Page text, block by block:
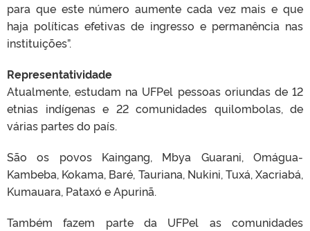
para que este número aumente cada vez mais e que
haja políticas efetivas de ingresso e permanência nas
instituições”.
Representatividade
Atualmente, estudam na UFPel pessoas oriundas de 12
etnias indígenas e 22 comunidades quilombolas, de
várias partes do país.
São os povos Kaingang, Mbya Guarani, Omágua-
Kambeba, Kokama, Baré, Tauriana, Nukini, Tuxá, Xacriabá,
Kumauara, Pataxó e Apurinã.
Também fazem parte da UFPel as comunidades